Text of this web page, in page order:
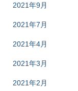
2021年9月
2021年7月
2021年4月
2021年3月
2021年2月